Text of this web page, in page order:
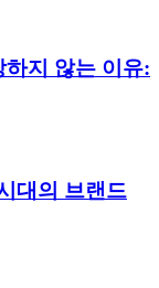
하지 않는 이유:
대의 브랜드